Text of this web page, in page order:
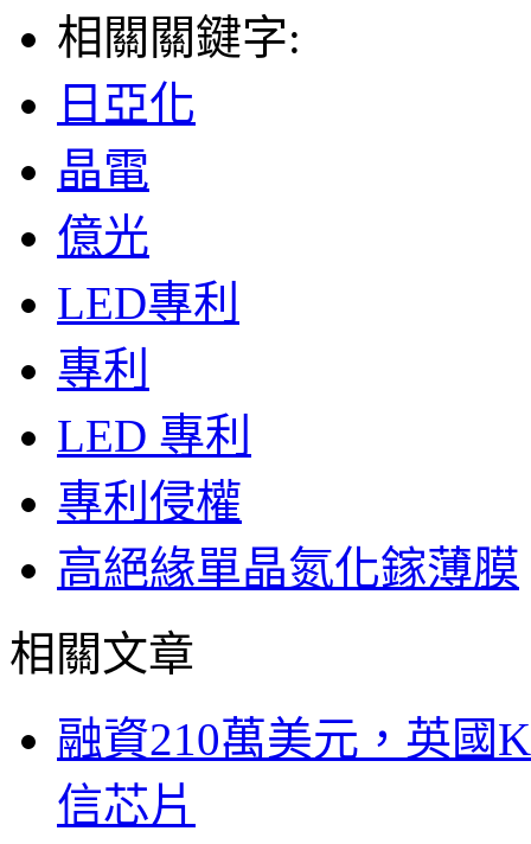
相關關鍵字:
日亞化
晶電
億光
LED專利
專利
LED 專利
專利侵權
高絕緣單晶氮化鎵薄膜
相關文章
融資210萬美元，英國
信芯片